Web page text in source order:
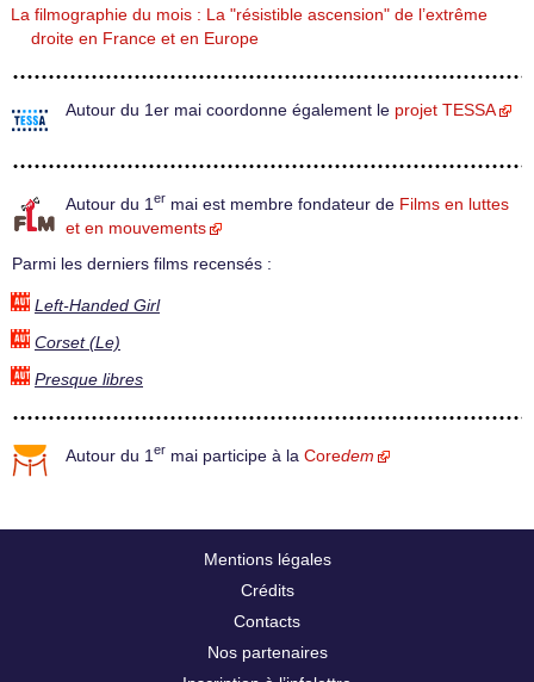
La filmographie du mois : La "résistible ascension" de l’extrême
droite en France et en Europe
Autour du 1er mai coordonne également le projet TESSA
Autour du 1 er mai est membre fondateur de Films en luttes
et en mouvements
Parmi les derniers films recensés :
Left-Handed Girl
Corset (Le)
Presque libres
Autour du 1 er mai participe à la Coredem
Mentions légales
Crédits
Contacts
Nos partenaires